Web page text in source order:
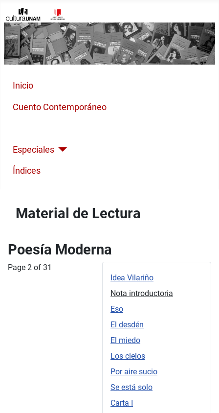
Inicio
Cuento Contemporáneo
Especiales
Índices
Material de Lectura
Poesía Moderna
Idea Vilariño
Nota introductoria
Eso
El desdén
El miedo
Los cielos
Por aire sucio
Se está solo
Carta I
Page 2 of 31